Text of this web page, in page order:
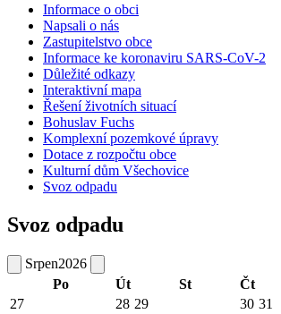
Informace o obci
Napsali o nás
Zastupitelstvo obce
Informace ke koronaviru SARS-CoV-2
Důležité odkazy
Interaktivní mapa
Řešení životních situací
Bohuslav Fuchs
Komplexní pozemkové úpravy
Dotace z rozpočtu obce
Kulturní dům Všechovice
Svoz odpadu
Svoz odpadu
Srpen2026
Po
Út St Čt
27
28 29 30 31